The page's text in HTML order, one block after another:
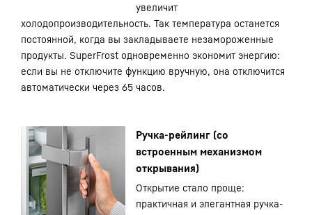
увеличит
холодопроизводительность. Так температура останется
постоянной, когда вы закладываете незамороженные
продукты. SuperFrost одновременно экономит энергию:
если вы не отключите функцию вручную, она отключится
автоматически через 65 часов.
Ручка-рейлинг (со
встроенным механизмом
открывания)
Открытие стало проще:
практичная и элегантная ручка-